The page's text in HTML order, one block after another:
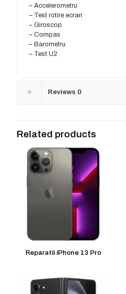
– Accelerometru
– Test rotire ecran
– Giroscop
– Compas
– Barometru
– Test U2
Reviews 0
Related products
Reparatii iPhone 13 Pro